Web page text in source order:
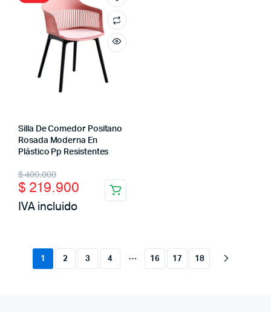
Silla De Comedor Positano
Rosada Moderna En
Plástico Pp Resistentes
$400.000
Original
price
was:
$ 219.900
Current
price
is:
IVA incluido
1 2 3 4 … 16 17 18